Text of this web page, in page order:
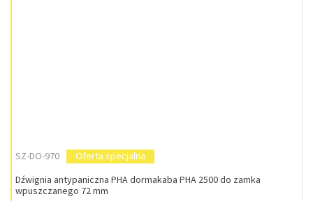
SZ-DO-970
Oferta specjalna
Dźwignia antypaniczna PHA dormakaba PHA 2500 do zamka
wpuszczanego 72 mm